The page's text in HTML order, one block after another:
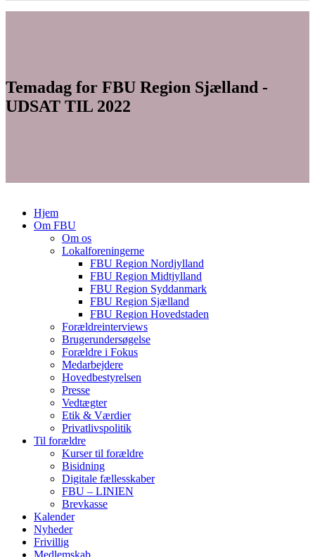
Temadag for FBU Region Sjælland -
UDSAT TIL 2022
Hjem
Om FBU
Om os
Lokalforeningerne
FBU Region Nordjylland
FBU Region Midtjylland
FBU Region Syddanmark
FBU Region Sjælland
FBU Region Hovedstaden
Forældreinterviews
Brugerundersøgelse
Forældre i Fokus
Medarbejdere
Hovedbestyrelsen
Presse
Vedtægter
Etik & Værdier
Privatlivspolitik
Til forældre
Kurser til forældre
Bisidning
Digitale fællesskaber
FBU – LINIEN
Brevkasse
Kalender
Nyheder
Frivillig
Medlemskab